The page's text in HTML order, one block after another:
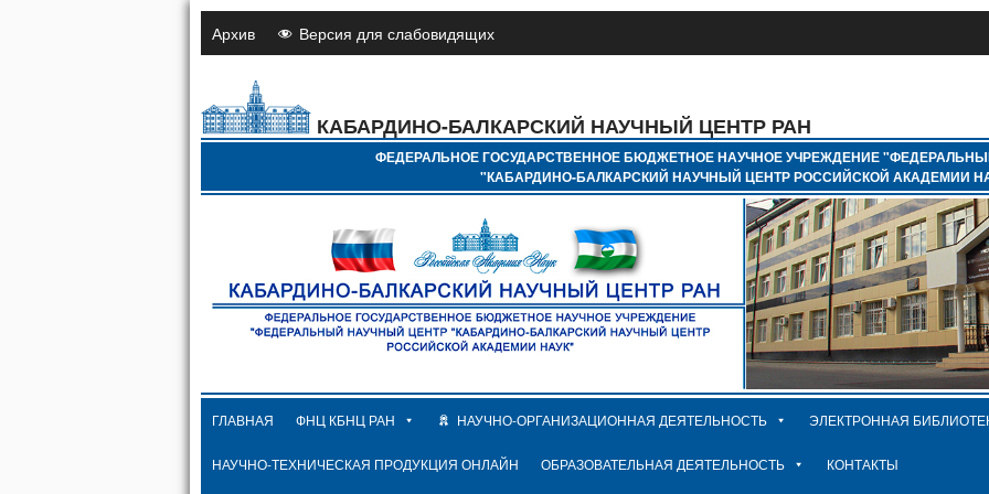
Архив Версия для слабовидящих
КАБАРДИНО-БАЛКАРСКИЙ НАУЧНЫЙ ЦЕНТР РАН
ФЕДЕРАЛЬНОЕ ГОСУДАРСТВЕННОЕ БЮДЖЕТНОЕ НАУЧНОЕ УЧРЕЖДЕНИЕ
"КАБАРДИНО-БАЛКАРСКИЙ НАУЧНЫЙ ЦЕНТР РОССИЙСКОЙ АКАДЕМИИ
ГЛАВНАЯ ФНЦ КБНЦ РАН НАУЧНО-ОРГАНИЗАЦИОННАЯ ДЕЯТЕЛЬНОСТЬ ЭЛЕКТРОННАЯ
НАУЧНО-ТЕХНИЧЕСКАЯ ПРОДУКЦИЯ ОНЛАЙН ОБРАЗОВАТЕЛЬНАЯ ДЕЯТЕЛЬНОСТЬ КОНТАКТЫ